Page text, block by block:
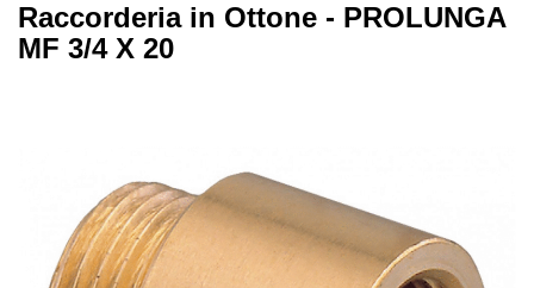
Raccorderia in Ottone - PROLUNGA
MF 3/4 X 20